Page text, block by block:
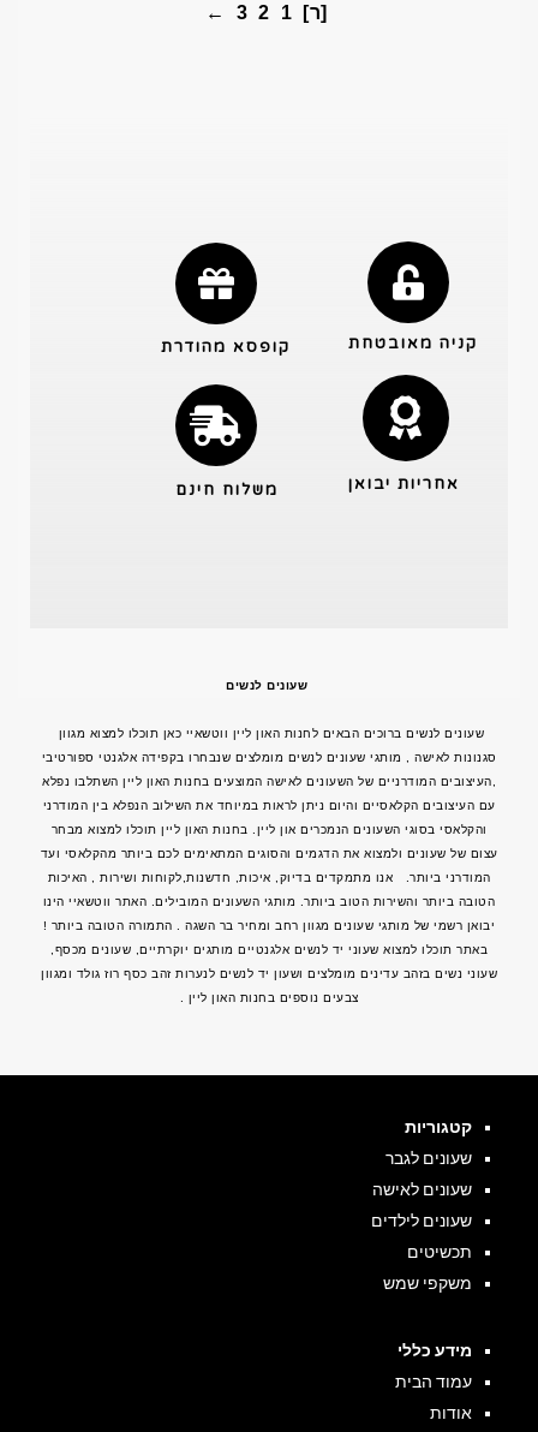
[ר]1
2
3
←
משלוח חינם
קופסא מהודרת קניה מאובטחת
אחריות יבואן
שעונים לנשים
שעונים לנשיםברוכים הבאים לחנות האון ליין ווטשאיי כאן תוכלו למצוא מגוון
סגנונות לאישה , מותגי שעונים לנשים מומלצים שנבחרו בקפידה אלגנטי ספורטיבי
,העיצובים המודרניים של השעונים לאישההמוצעים בחנות האון ליין השתלבו נפלא
עם העיצובים הקלאסיים והיום ניתן לראות במיוחד את השילוב הנפלא בין המודרני
והקלאסי בסוגי השעונים הנמכרים און ליין. בחנות האון ליין תוכלו למצוא מבחר
עצום של שעונים ולמצוא את הדגמים והסוגים המתאימים לכם ביותר מהקלאסי ועד
המודרני ביותר. אנו מתמקדים בדיוק, איכות, חדשנות,לקוחות ושירות , האיכות
הטובה ביותר והשירות הטוב ביותר. מותגי השעונים המובילים. האתרווטשאייהינו
יבואן רשמי של מותגי שעונים מגוון רחב ומחיר בר השגה . התמורה הטובה ביותר !
באתר תוכלו למצוא שעוני יד לנשים אלגנטיים מותגים יוקרתיים,שעונים מכסף,
שעוני נשים בזהבעדינים מומלצים ושעון יד לנשים לנערות זהב כסף רוז גולד ומגוון
צבעים נוספים בחנות האון ליין .
קטגוריות
שעונים לגבר
שעונים לאישה
שעונים לילדים
תכשיטים
משקפי שמש
מידע כללי
עמוד הבית
אודות